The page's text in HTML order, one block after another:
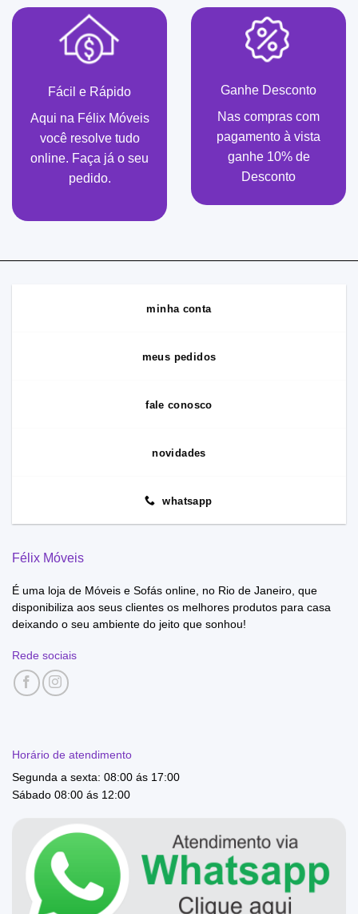
Fácil e Rápido
Aqui na Félix Móveis
você resolve tudo
online. Faça já o seu
pedido.
Ganhe Desconto
Nas compras com
pagamento à vista
ganhe 10% de
Desconto
minha conta
meus pedidos
fale conosco
novidades
whatsapp
Félix Móveis
É uma loja de Móveis e Sofás online, no Rio de Janeiro, que
disponibiliza aos seus clientes os melhores produtos para casa
deixando o seu ambiente do jeito que sonhou!
Rede sociais
Horário de atendimento
Segunda a sexta: 08:00 ás 17:00
Sábado 08:00 ás 12:00